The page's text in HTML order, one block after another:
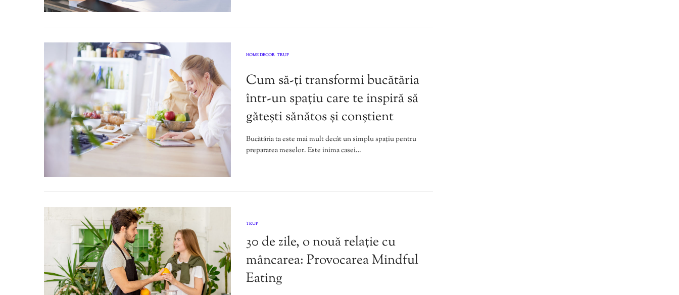
HOME DECOR TRUP
Cum să-ți transformi bucătăria
într-un spațiu care te inspiră să
gătești sănătos și conștient
Bucătăria ta este mai mult decât un simplu spațiu pentru
prepararea meselor. Este inima casei…
TRUP
30 de zile, o nouă relație cu
mâncarea: Provocarea Mindful
Eating